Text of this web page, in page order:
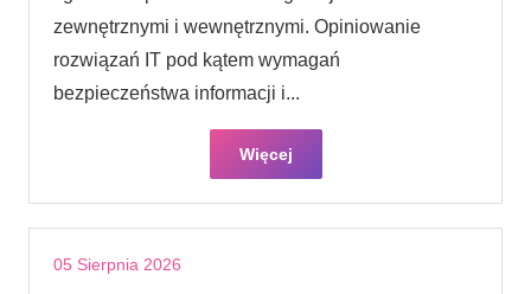
zewnętrznymi i wewnętrznymi. Opiniowanie
rozwiązań IT pod kątem wymagań
bezpieczeństwa informacji i...
Więcej
05 Sierpnia 2026